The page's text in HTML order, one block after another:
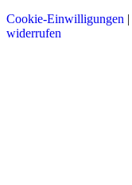
Cookie-Einwilligungen |
widerrufen